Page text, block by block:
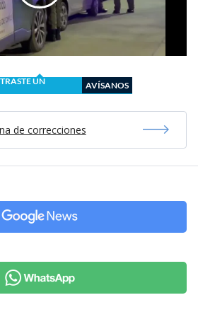
UN
AVÍSANOS
de correcciones